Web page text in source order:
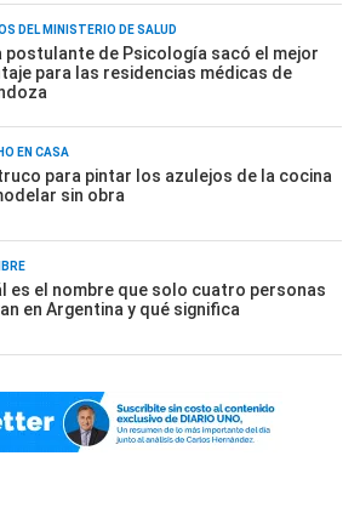
DEL MINISTERIO DE SALUD
postulante de Psicología sacó el mejor
para las residencias médicas de
EN CASA
para pintar los azulejos de la cocina
sin obra
es el nombre que solo cuatro personas
en Argentina y qué significa